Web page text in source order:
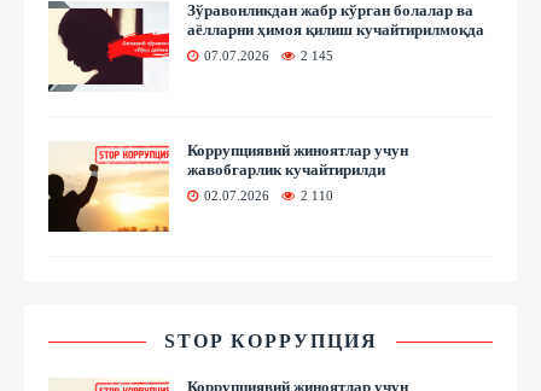
Зўравонликдан жабр кўрган болалар ва
аёлларни ҳимоя қилиш кучайтирилмоқда
07.07.2026 2 145
Коррупциявий жиноятлар учун
жавобгарлик кучайтирилди
02.07.2026 2 110
STOP КОРРУПЦИЯ
Коррупциявий жиноятлар учун